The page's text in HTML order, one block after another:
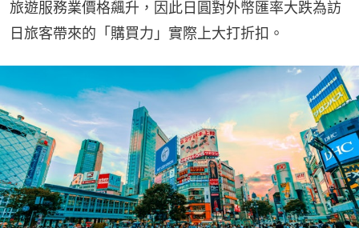
旅遊服務業價格飆升，因此日圓對外幣匯率大跌為訪
日旅客帶來的「購買力」實際上大打折扣。